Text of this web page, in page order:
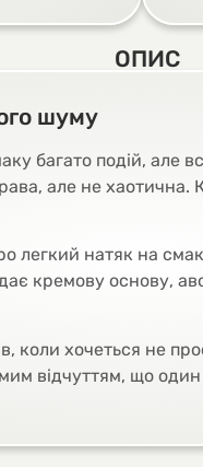
ОПИС
шуму
багато подій, але
але не
легкий натяк на
кремову основу,
коли хочеться не
відчуттям, що